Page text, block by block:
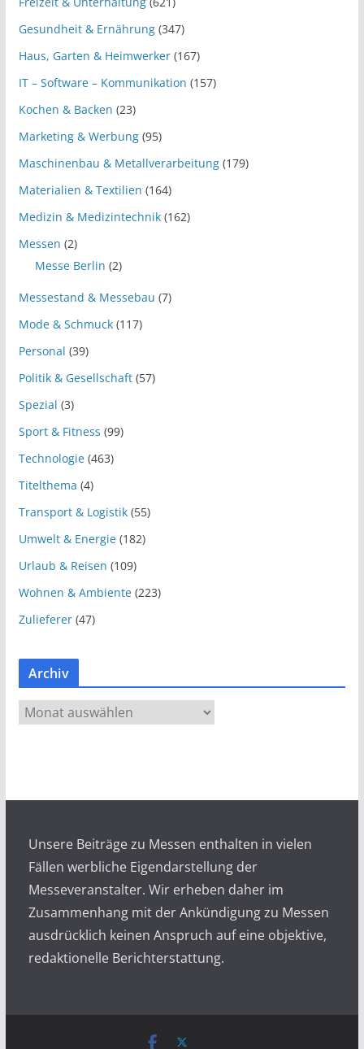
Gesundheit & Ernährung(347)
Haus, Garten & Heimwerker(167)
IT – Software – Kommunikation (157)
Kochen & Backen (23)
Marketing & Werbung(95)
Maschinenbau & Metallverarbeitung(179)
Materialien & Textilien (164)
Medizin & Medizintechnik(162)
Messen (2)
Messe Berlin (2)
Messestand & Messebau (7)
Mode & Schmuck(117)
Personal (39)
Politik & Gesellschaft(57)
Spezial (3)
Sport & Fitness (99)
Technologie(463)
Titelthema (4)
Transport & Logistik(55)
Umwelt & Energie(182)
Urlaub & Reisen (109)
Wohnen & Ambiente(223)
Zulieferer(47)
Archiv
r
Unsere Beiträge zu Messen enthalten in vielen
Fällen werbliche Eigendarstellung der
Messeveranstalter. Wir erheben daher im
Zusammenhang mit der Ankündigung zu Messen
ausdrücklich keinen Anspruch auf eine objektive,
redaktionelle Berichterstattung.